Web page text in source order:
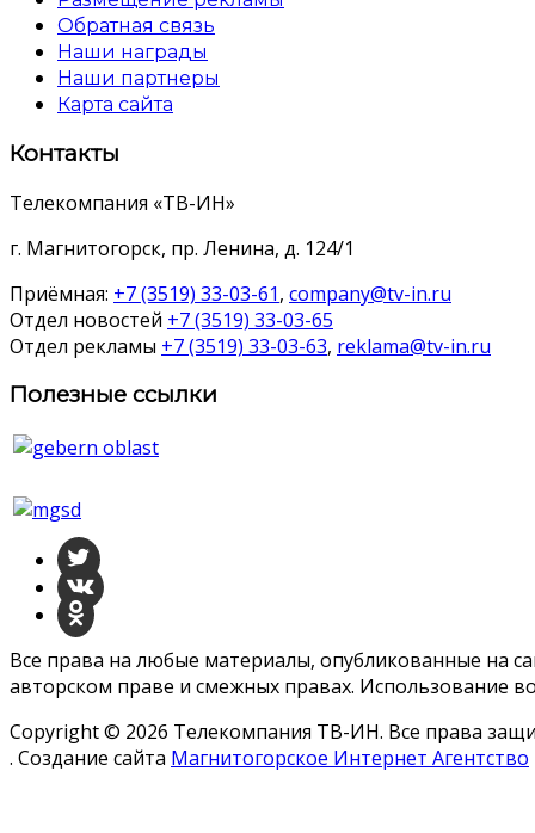
Обратная связь
Наши награды
Наши партнеры
Карта сайта
Контакты
Телекомпания «ТВ-ИН»
г. Магнитогорск, пр. Ленина, д. 124/1
Приёмная: +7 (3519) 33-03-61, company@tv-in.ru
Отдел новостей +7 (3519) 33-03-65
Отдел рекламы +7 (3519) 33-03-63, reklama@tv-in.ru
Полезные ссылки
Все права на любые материалы, опубликованные на
авторском праве и смежных правах. Использование
Copyright © 2026 Телекомпания ТВ-ИН. Все права
. Создание сайта Магнитогорское Интернет Агентство